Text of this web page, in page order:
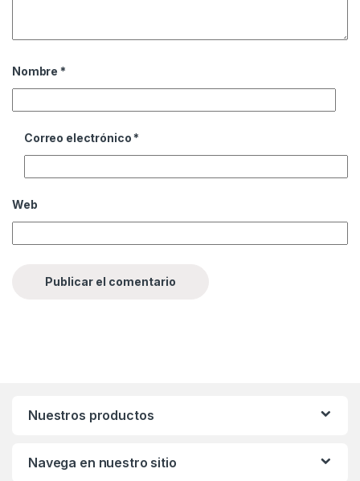
Nombre *
Correo electrónico *
Web
Nuestros productos
Navega en nuestro sitio